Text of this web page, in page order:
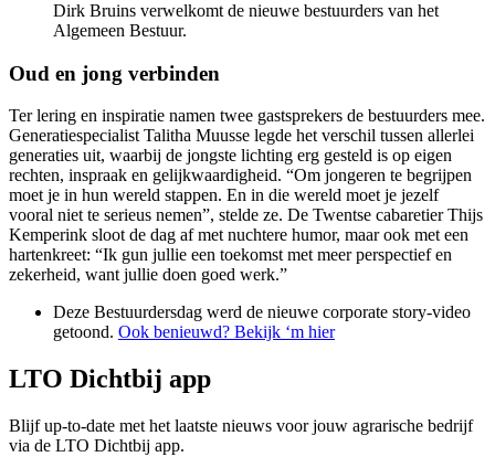
Dirk Bruins verwelkomt de nieuwe bestuurders van het
Algemeen Bestuur.
Oud en jong verbinden
Ter lering en inspiratie namen twee gastsprekers de bestuurders mee.
Generatiespecialist Talitha Muusse legde het verschil tussen allerlei
generaties uit, waarbij de jongste lichting erg gesteld is op eigen
rechten, inspraak en gelijkwaardigheid. “Om jongeren te begrijpen
moet je in hun wereld stappen. En in die wereld moet je jezelf
vooral niet te serieus nemen”, stelde ze. De Twentse cabaretier Thijs
Kemperink sloot de dag af met nuchtere humor, maar ook met een
hartenkreet: “Ik gun jullie een toekomst met meer perspectief en
zekerheid, want jullie doen goed werk.”
Deze Bestuurdersdag werd de nieuwe corporate story-video
getoond. Ook benieuwd? Bekijk ‘m hier
LTO Dichtbij app
Blijf up-to-date met het laatste nieuws voor jouw agrarische bedrijf
via de LTO Dichtbij app.